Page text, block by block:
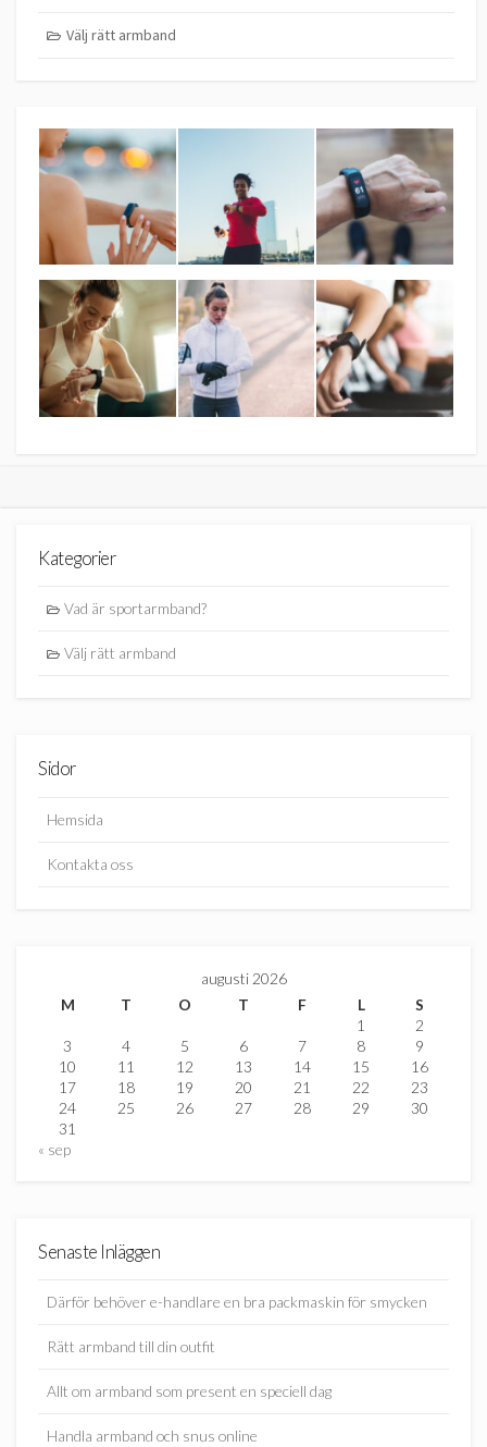
Välj rätt armband
Kategorier
Vad är sportarmband?
Välj rätt armband
Sidor
Hemsida
Kontakta oss
augusti 2026
M
T O T F L
S
1
2
3
4 5 6 7 8
9
10
11 12 13 14 15
16
17
18 19 20 21 22
23
24
25 26 27 28 29
30
31
« sep
Senaste Inläggen
Därför behöver e-handlare en bra packmaskin för smycken
Rätt armband till din outfit
Allt om armband som present en speciell dag
Handla armband och snus online